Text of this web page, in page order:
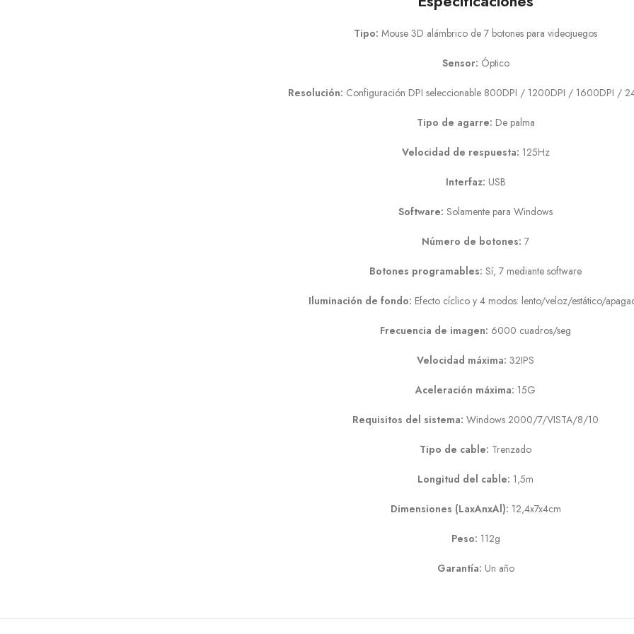
Tipo: Mouse 3D alámbrico de 7 botones para videojuegos
Sensor: Óptico
Resolución: Configuración DPI seleccionable 800DPI / 1200DPI / 1600DPI /
Tipo de agarre: De palma
Velocidad de respuesta: 125Hz
Interfaz: USB
Software: Solamente para Windows
Número de botones: 7
Botones programables: Sí, 7 mediante software
Iluminación de fondo: Efecto cíclico y 4 modos: lento/veloz/estático/
Frecuencia de imagen: 6000 cuadros/seg
Velocidad máxima: 32IPS
Aceleración máxima: 15G
Requisitos del sistema: Windows 2000/7/VISTA/8/10
Tipo de cable: Trenzado
Longitud del cable: 1,5m
Dimensiones (LaxAnxAl): 12,4x7x4cm
Peso: 112g
Garantía: Un año